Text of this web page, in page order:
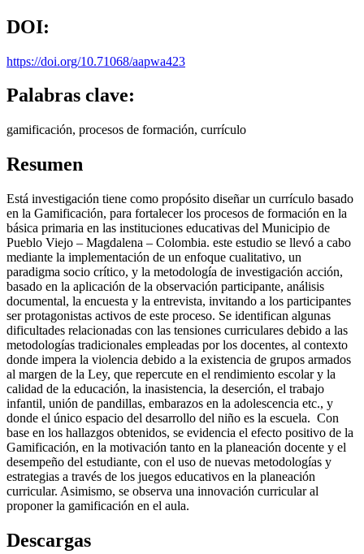
DOI:
https://doi.org/10.71068/aapwa423
Palabras clave:
gamificación, procesos de formación, currículo
Resumen
Está investigación tiene como propósito diseñar un currículo basado
en la Gamificación, para fortalecer los procesos de formación en la
básica primaria en las instituciones educativas del Municipio de
Pueblo Viejo – Magdalena – Colombia. este estudio se llevó a cabo
mediante la implementación de un enfoque cualitativo, un
paradigma socio crítico, y la metodología de investigación acción,
basado en la aplicación de la observación participante, análisis
documental, la encuesta y la entrevista, invitando a los participantes
ser protagonistas activos de este proceso. Se identifican algunas
dificultades relacionadas con las tensiones curriculares debido a las
metodologías tradicionales empleadas por los docentes, al contexto
donde impera la violencia debido a la existencia de grupos armados
al margen de la Ley, que repercute en el rendimiento escolar y la
calidad de la educación, la inasistencia, la deserción, el trabajo
infantil, unión de pandillas, embarazos en la adolescencia etc., y
donde el único espacio del desarrollo del niño es la escuela. Con
base en los hallazgos obtenidos, se evidencia el efecto positivo de la
Gamificación, en la motivación tanto en la planeación docente y el
desempeño del estudiante, con el uso de nuevas metodologías y
estrategias a través de los juegos educativos en la planeación
curricular. Asimismo, se observa una innovación curricular al
proponer la gamificación en el aula.
Descargas